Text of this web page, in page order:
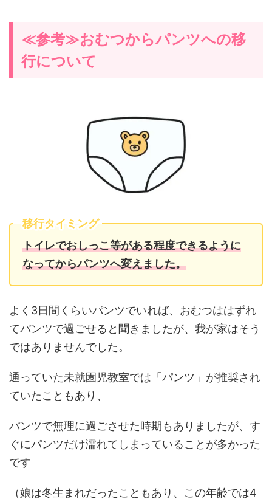
≪参考≫おむつからパンツへの移
行について
移行タイミング
トイレでおしっこ等がある程度できるように
なってからパンツへ変えました。
よく3日間くらいパンツでいれば、おむつははずれ
てパンツで過ごせると聞きましたが、我が家はそう
ではありませんでした。
通っていた未就園児教室では「パンツ」が推奨され
ていたこともあり、
パンツで無理に過ごさせた時期もありましたが、す
ぐにパンツだけ濡れてしまっていることが多かった
です
（娘は冬生まれだったこともあり、この年齢では4